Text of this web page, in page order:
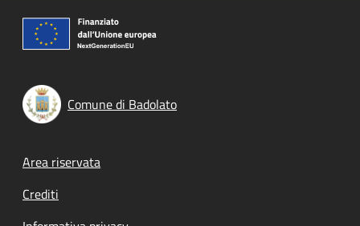
Comune di Badolato
Footer menu
Area riservata
Crediti